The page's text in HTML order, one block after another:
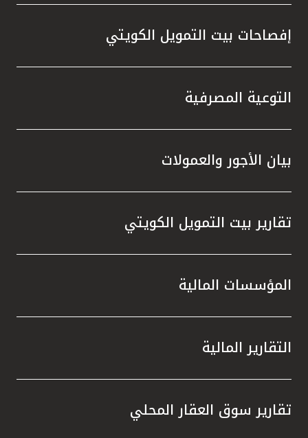
إفصاحات بيت التمويل الكويتي
التوعية المصرفية
بيان الأجور والعمولات
تقارير بيت التمويل الكويتي
المؤسسات المالية
التقارير المالية
تقارير سوق العقار المحلي